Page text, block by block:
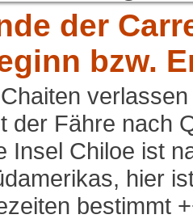
der
bzw.
der Fähre nach
Insel Chiloe ist
hier
bestimmt